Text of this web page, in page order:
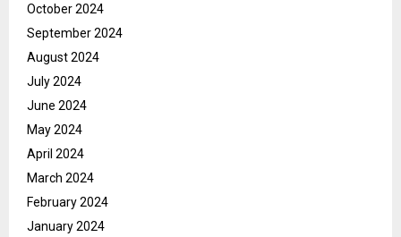
October 2024
September 2024
August 2024
July 2024
June 2024
May 2024
April 2024
March 2024
February 2024
January 2024